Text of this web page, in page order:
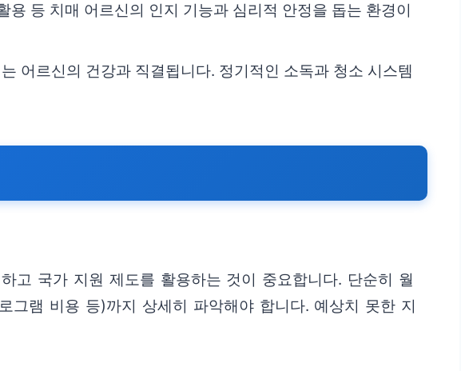
등 치매 어르신의 인지 기능과 심리적 안정을 돕는 환경이
어르신의 건강과 직결됩니다. 정기적인 소독과 청소 시스템
고 국가 지원 제도를 활용하는 것이 중요합니다. 단순히 월
그램 비용 등)까지 상세히 파악해야 합니다. 예상치 못한 지